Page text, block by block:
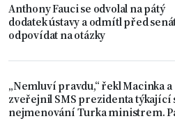
Anthony Fauci se odvolal na pátý
dodatek ústavy a odmítl před
odpovídat na otázky
„Nemluví pravdu,“ řekl Macinka a
zveřejnil SMS prezidenta týkající
nejmenování Turka ministrem.